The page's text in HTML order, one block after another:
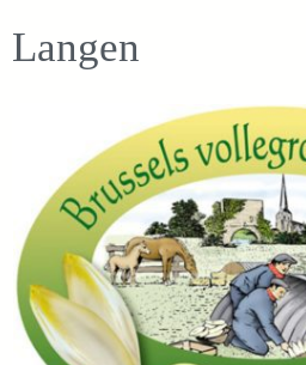
Langen